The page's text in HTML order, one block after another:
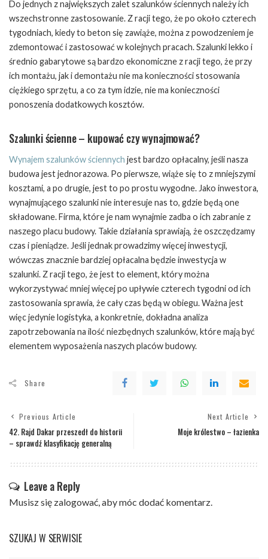
Do jednych z największych zalet szalunków ściennych należy ich
wszechstronne zastosowanie. Z racji tego, że po około czterech
tygodniach, kiedy to beton się zawiąże, można z powodzeniem je
zdemontować i zastosować w kolejnych pracach. Szalunki lekko i
średnio gabarytowe są bardzo ekonomiczne z racji tego, że przy
ich montażu, jak i demontażu nie ma konieczności stosowania
ciężkiego sprzętu, a co za tym idzie, nie ma konieczności
ponoszenia dodatkowych kosztów.
Szalunki ścienne – kupować czy wynajmować?
Wynajem szalunków ściennych jest bardzo opłacalny, jeśli nasza
budowa jest jednorazowa. Po pierwsze, wiąże się to z mniejszymi
kosztami, a po drugie, jest to po prostu wygodne. Jako inwestora,
wynajmującego szalunki nie interesuje nas to, gdzie będą one
składowane. Firma, które je nam wynajmie zadba o ich zabranie z
naszego placu budowy. Takie działania sprawiają, że oszczędzamy
czas i pieniądze. Jeśli jednak prowadzimy więcej inwestycji,
wówczas znacznie bardziej opłacalna będzie inwestycja w
szalunki. Z racji tego, że jest to element, który można
wykorzystywać mniej więcej po upływie czterech tygodni od ich
zastosowania sprawia, że cały czas będą w obiegu. Ważna jest
więc jedynie logistyka, a konkretnie, dokładna analiza
zapotrzebowania na ilość niezbędnych szalunków, które mają być
elementem wyposażenia naszych placów budowy.
Share
Previous Article
42. Rajd Dakar przeszedł do historii
– sprawdź klasyfikację generalną
Next Article
Moje królestwo – łazienka
Leave a Reply
Musisz się zalogować , aby móc dodać komentarz.
SZUKAJ W SERWISIE